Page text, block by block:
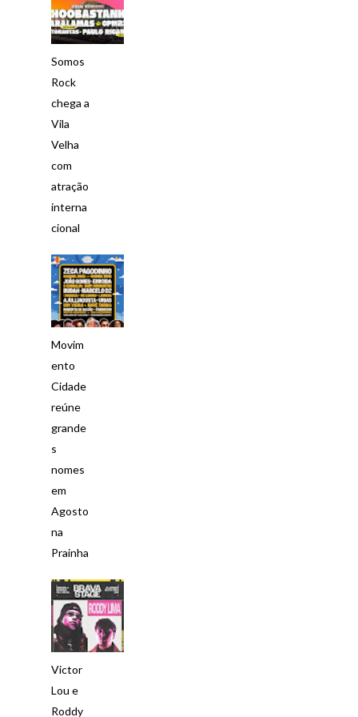
Somos
Rock
chega a
Vila
Velha
com
atração
interna
cional
Movim
ento
Cidade
reúne
grande
s
nomes
em
Agosto
na
Prainha
Victor
Lou e
Roddy